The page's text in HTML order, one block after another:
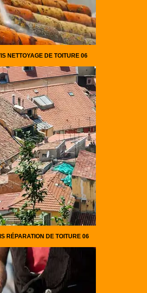
NETTOYAGE DE TOITURE 06
RÉPARATION DE TOITURE 06